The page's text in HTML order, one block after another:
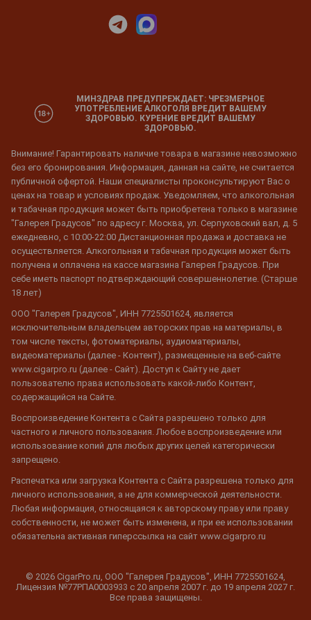
МИНЗДРАВ ПРЕДУПРЕЖДАЕТ: ЧРЕЗМЕРНОЕ
УПОТРЕБЛЕНИЕ АЛКОГОЛЯ ВРЕДИТ ВАШЕМУ
ЗДОРОВЬЮ. КУРЕНИЕ ВРЕДИТ ВАШЕМУ
ЗДОРОВЬЮ.
Внимание! Гарантировать наличие товара в магазине невозможно
без его бронирования. Информация, данная на сайте, не считается
публичной офертой. Наши специалисты проконсультируют Вас о
ценах на товар и условиях продаж. Уведомляем, что алкогольная
и табачная продукция может быть приобретена только в магазине
"Галерея Градусов" по адресу г. Москва, ул. Серпуховский вал, д. 5
ежедневно, с 10:00-22:00 Дистанционная продажа и доставка не
осуществляется. Алкогольная и табачная продукция может быть
получена и оплачена на кассе магазина Галерея Градусов. При
себе иметь паспорт подтверждающий совершеннолетие. (Старше
18 лет)
ООО "Галерея Градусов", ИНН 7725501624, является
исключительным владельцем авторских прав на материалы, в
том числе тексты, фотоматериалы, аудиоматериалы,
видеоматериалы (далее - Контент), размещенные на веб-сайте
www.cigarpro.ru (далее - Сайт). Доступ к Сайту не дает
пользователю права использовать какой-либо Контент,
содержащийся на Сайте.
Воспроизведение Контента с Сайта разрешено только для
частного и личного пользования. Любое воспроизведение или
использование копий для любых других целей категорически
запрещено.
Распечатка или загрузка Контента с Сайта разрешена только для
личного использования, а не для коммерческой деятельности.
Любая информация, относящаяся к авторскому праву или праву
собственности, не может быть изменена, и при ее использовании
обязательна активная гиперссылка на сайт www.cigarpro.ru
© 2026 CigarPro.ru, ООО "Галерея Градусов", ИНН 7725501624,
Лицензия №77РПА0003933 c 20 апреля 2007 г. до 19 апреля 2027 г.
Все права защищены.